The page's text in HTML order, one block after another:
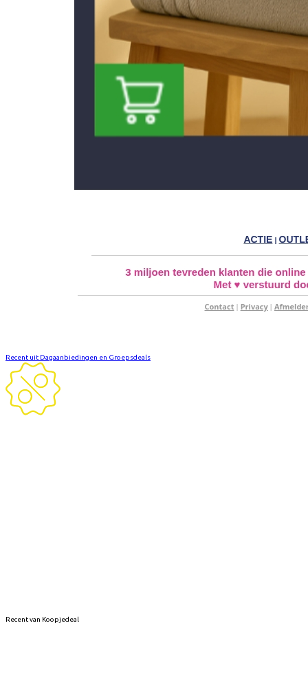
Recent uit Dagaanbiedingen en Groepsdeals
Recent van Koopjedeal